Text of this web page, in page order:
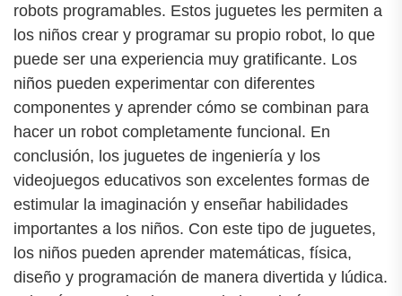
robots programables. Estos juguetes les permiten a
los niños crear y programar su propio robot, lo que
puede ser una experiencia muy gratificante. Los
niños pueden experimentar con diferentes
componentes y aprender cómo se combinan para
hacer un robot completamente funcional. En
conclusión, los juguetes de ingeniería y los
videojuegos educativos son excelentes formas de
estimular la imaginación y enseñar habilidades
importantes a los niños. Con este tipo de juguetes,
los niños pueden aprender matemáticas, física,
diseño y programación de manera divertida y lúdica.